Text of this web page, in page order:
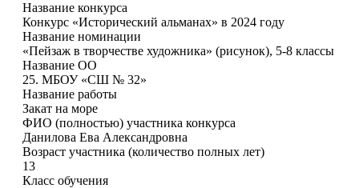
Название конкурса
Конкурс «Исторический альманах» в 2024 году
Название номинации
«Пейзаж в творчестве художника» (рисунок), 5-8 классы
Название ОО
25. МБОУ «СШ № 32»
Название работы
Закат на море
ФИО (полностью) участника конкурса
Данилова Ева Александровна
Возраст участника (количество полных лет)
13
Класс обучения